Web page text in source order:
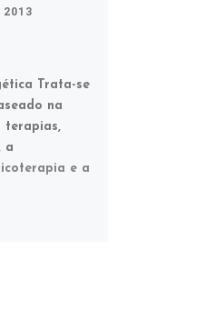
Trata-se
na
terapias,
a
e a